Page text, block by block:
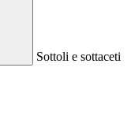
Sottoli e sottaceti